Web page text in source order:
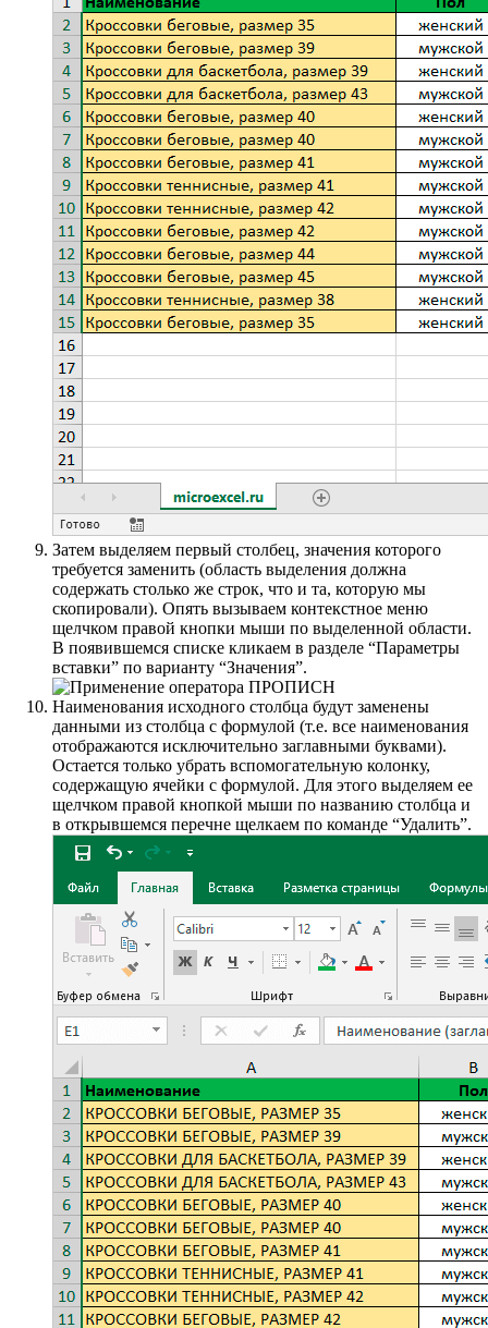
Затем выделяем первый столбец, значения которого
требуется заменить (область выделения должна
содержать столько же строк, что и та, которую мы
скопировали). Опять вызываем контекстное меню
щелчком правой кнопки мыши по выделенной области.
В появившемся списке кликаем в разделе “Параметры
вставки” по варианту “Значения”.
Наименования исходного столбца будут заменены
данными из столбца с формулой (т.е. все наименования
отображаются исключительно заглавными буквами).
Остается только убрать вспомогательную колонку,
содержащую ячейки с формулой. Для этого выделяем ее
щелчком правой кнопкой мыши по названию столбца и
в открывшемся перечне щелкаем по команде “Удалить”.